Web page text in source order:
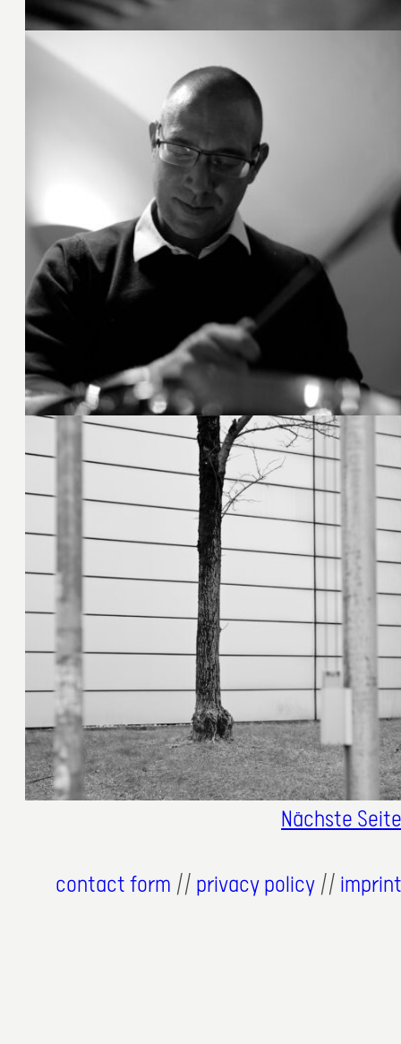
18. Februar 2020
16. Februar 2020
Nächste
contact form // privacy policy //